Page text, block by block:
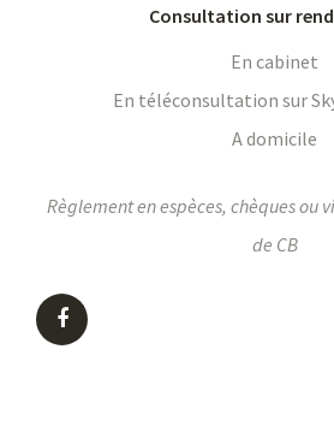
Consultation sur
En cabinet
En téléconsultation sur
A domicile
Règlement en espèces, chèques ou
de CB